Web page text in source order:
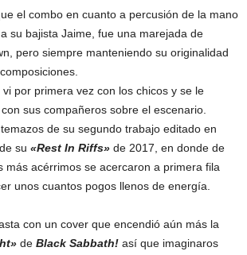
el combo en cuanto a percusión de la mano
su bajista Jaime, fue una marejada de
pero siempre manteniendo su originalidad
vi por primera vez con los chicos y se le
sus compañeros sobre el escenario.
de su segundo trabajo editado en
su «Rest In Riffs» de 2017, en donde de
más acérrimos se acercaron a primera fila
unos cuantos pogos llenos de energía.
con un cover que encendió aún más la
de Black Sabbath! así que imaginaros